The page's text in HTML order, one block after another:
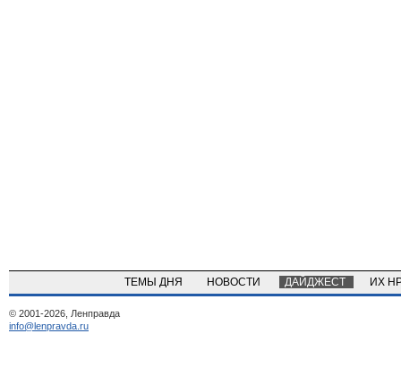
ТЕМЫ ДНЯ НОВОСТИ ДАЙДЖЕСТ ИХ
© 2001-2026, Ленправда
info@lenpravda.ru